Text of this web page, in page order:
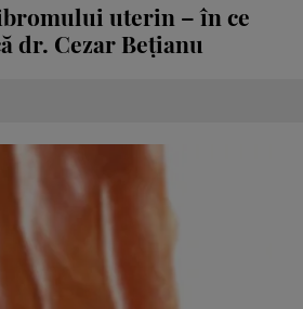
uterin – în ce
dr. Cezar Bețianu